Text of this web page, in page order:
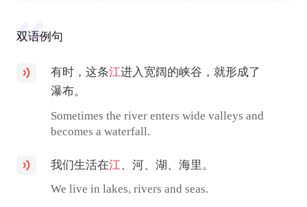
双语例句
有时，这条江进入宽阔的峡谷，就形成了
瀑布。
Sometimes the river enters wide valleys and
becomes a waterfall.
我们生活在江、河、湖、海里。
We live in lakes, rivers and seas.